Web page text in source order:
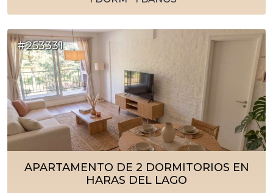
#253331
APARTAMENTO DE 2 DORMITORIOS EN
HARAS DEL LAGO